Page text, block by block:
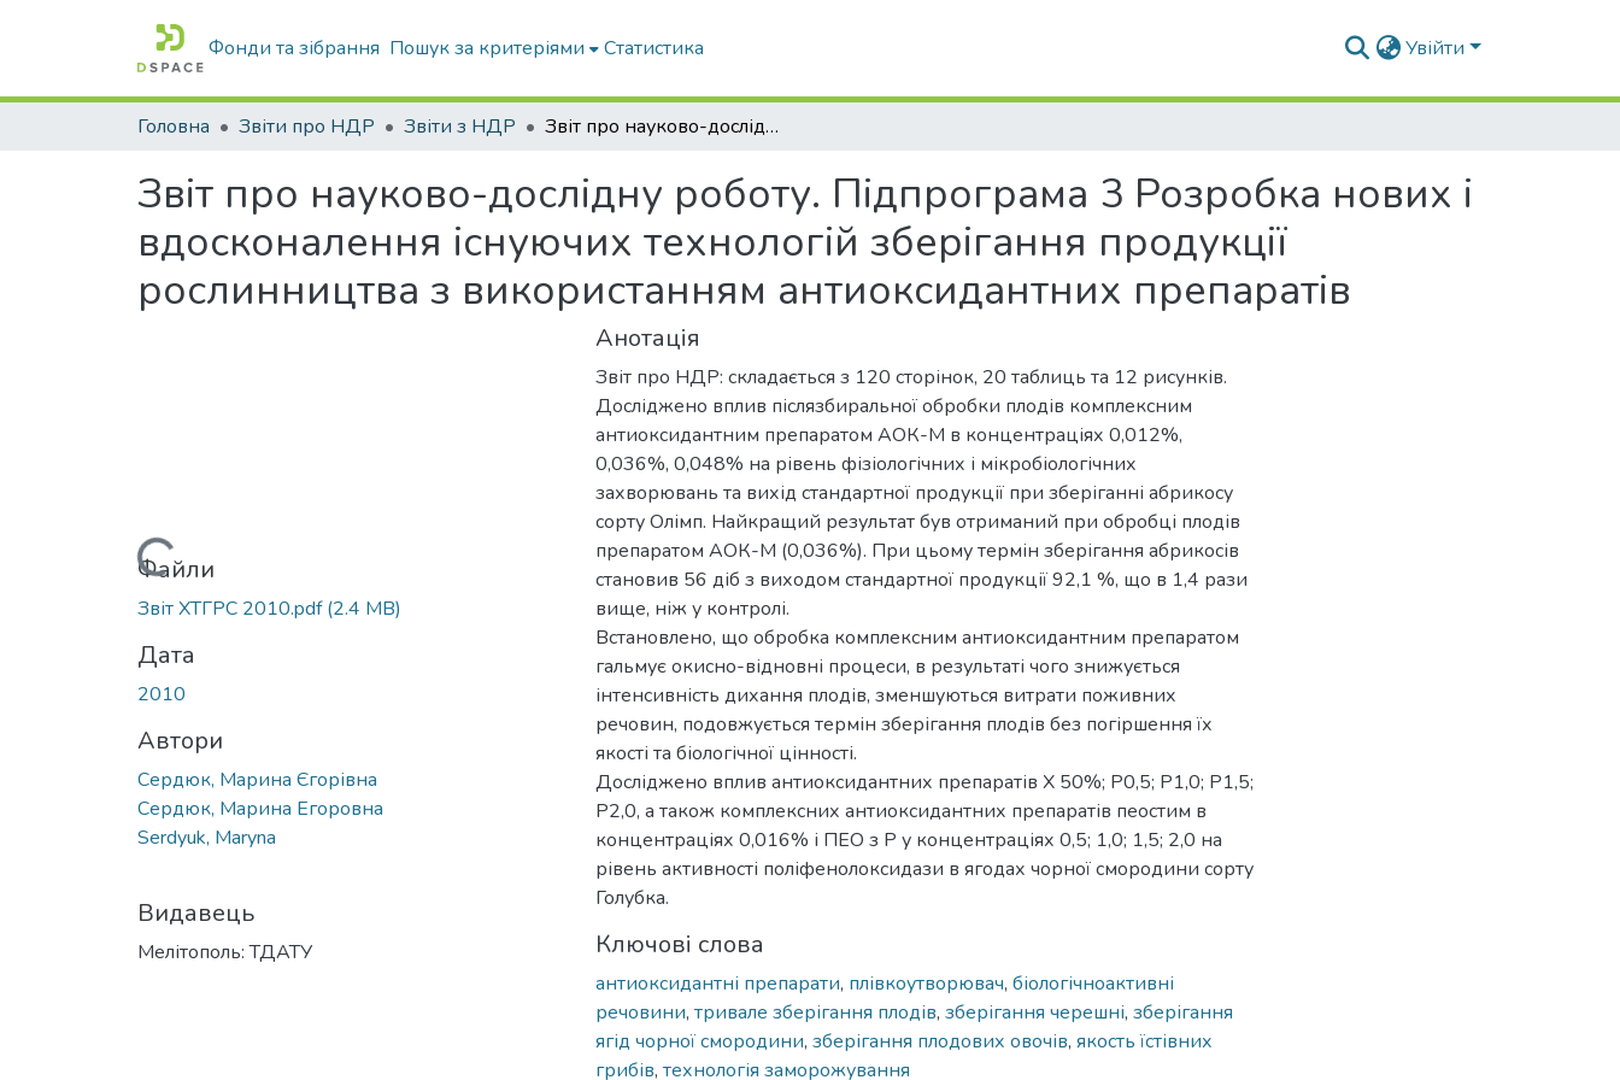
Фонди та зібрання Пошук за критеріями Статистика Увійти
Головна Звіти про НДР Звіти з НДР Звіт про науково-дослідну роботу. Підпрограма 3 Розробка нових і вдосконалення існуючих технологій зберігання продукції рослинництва з використанням антиоксидантних препаратів
Звіт про науково-дослідну роботу. Підпрограма 3 Розробка нових і
вдосконалення існуючих технологій зберігання продукції
рослинництва з використанням антиоксидантних препаратів
Вантажиться...
Файли
Звіт ХТГРС 2010.pdf(2.4 MB)
Дата
2010
Автори
Сердюк, Марина Єгорівна
Сердюк, Марина Егоровна
Serdyuk, Maryna
Видавець
Мелітополь: ТДАТУ
Анотація
Звіт про НДР: складається з 120 сторінок, 20 таблиць та 12 рисунків.
Досліджено вплив післязбиральної обробки плодів комплексним
антиоксидантним препаратом АОК-М в концентраціях 0,012%,
0,036%, 0,048% на рівень фізіологічних і мікробіологічних
захворювань та вихід стандартної продукції при зберіганні абрикосу
сорту Олімп. Найкращий результат був отриманий при обробці плодів
препаратом АОК-М (0,036%). При цьому термін зберігання абрикосів
становив 56 діб з виходом стандартної продукції 92,1 %, що в 1,4 рази
вище, ніж у контролі.
Встановлено, що обробка комплексним антиоксидантним препаратом
гальмує окисно-відновні процеси, в результаті чого знижується
інтенсивність дихання плодів, зменшуються витрати поживних
речовин, подовжується термін зберігання плодів без погіршення їх
якості та біологічної цінності.
Досліджено вплив антиоксидантних препаратів Х 50%; Р0,5; Р1,0; Р1,5;
Р2,0, а також комплексних антиоксидантних препаратів пеостим в
концентраціях 0,016% і ПЕО з Р у концентраціях 0,5; 1,0; 1,5; 2,0 на
рівень активності поліфенолоксидази в ягодах чорної смородини сорту
Голубка.
Ключові слова
антиоксидантні препарати, плівкоутворювач, біологічноактивні
речовини, тривале зберігання плодів, зберігання черешні, зберігання
ягід чорної смородини, зберігання плодових овочів, якость їстівних
грибів, технологія заморожування